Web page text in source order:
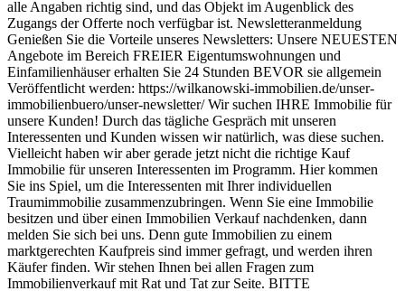
alle Angaben richtig sind, und das Objekt im Augenblick des
Zugangs der Offerte noch verfügbar ist. Newsletteranmeldung
Genießen Sie die Vorteile unseres Newsletters: Unsere NEUESTEN
Angebote im Bereich FREIER Eigentumswohnungen und
Einfamilienhäuser erhalten Sie 24 Stunden BEVOR sie allgemein
Veröffentlicht werden: https://wilkanowski-immobilien.de/unser-
immobilienbuero/unser-newsletter/ Wir suchen IHRE Immobilie für
unsere Kunden! Durch das tägliche Gespräch mit unseren
Interessenten und Kunden wissen wir natürlich, was diese suchen.
Vielleicht haben wir aber gerade jetzt nicht die richtige Kauf
Immobilie für unseren Interessenten im Programm. Hier kommen
Sie ins Spiel, um die Interessenten mit Ihrer individuellen
Traumimmobilie zusammenzubringen. Wenn Sie eine Immobilie
besitzen und über einen Immobilien Verkauf nachdenken, dann
melden Sie sich bei uns. Denn gute Immobilien zu einem
marktgerechten Kaufpreis sind immer gefragt, und werden ihren
Käufer finden. Wir stehen Ihnen bei allen Fragen zum
Immobilienverkauf mit Rat und Tat zur Seite. BITTE